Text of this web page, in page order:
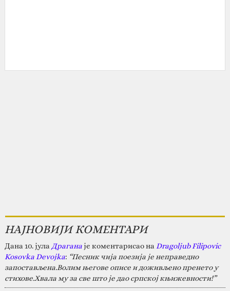
НАЈНОВИЈИ КОМЕНТАРИ
Дана 10. јула Драганаје коментарисао на Dragoljub Filipovic
Kosovka Devojka: “Песник чија поезија је неправедно
запостављена.Волим његове описе и доживљено пренето у
стихове.Хвала му за све што је дао српској књижевности!”